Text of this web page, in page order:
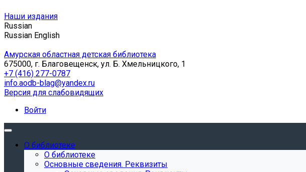
Наши издания
Russian
Russian English
Амурская областная детская библиотека
675000, г. Благовещенск, ул. Б. Хмельницкого, 1
+7 (416) 277-0787
info.aodb-blag@yandex.ru
Версия для слабовидящих
Войти
О библиотеке
О библиотеке
Основные сведения. Реквизиты